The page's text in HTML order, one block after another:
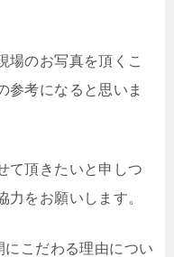
場のお写真を頂くこ
参考になると思いま
て頂きたいと申しつ
力をお願いします。
こだわる理由につい